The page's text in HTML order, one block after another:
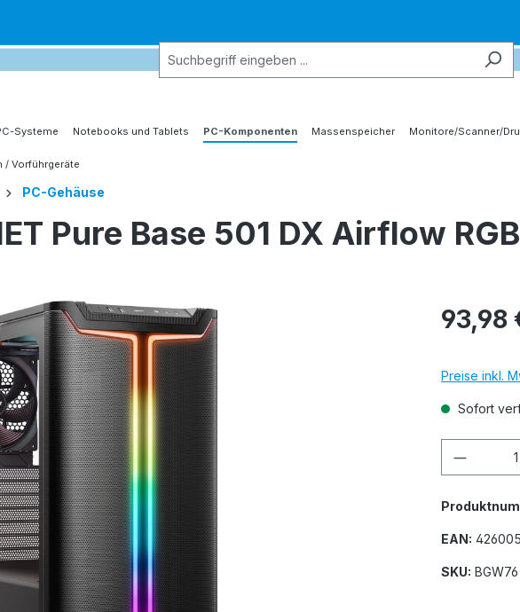
Systeme Notebooks und Tablets PC-Komponenten Massenspeicher Monitore/Scanner/
/ Vorführgeräte
PC-Gehäuse
Pure Base 501 DX Airflow
93,98
Preise inkl.
Sofort
EAN:
SKU: BGW76